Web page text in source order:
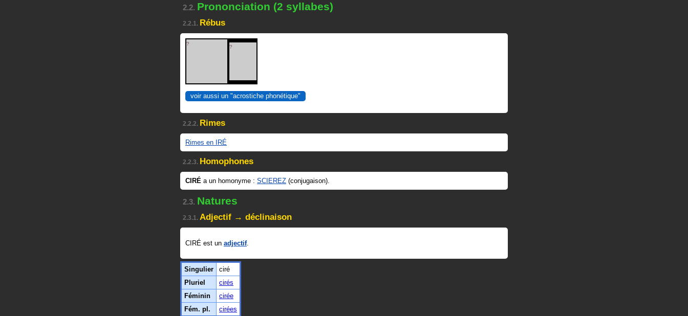
2.2. Prononciation (2 syllabes)
2.2.1. Rébus
?
?
voir aussi un "acrostiche phonétique"
2.2.2. Rimes
Rimes en IRÉ
2.2.3. Homophones
CIRÉ a un homonyme : SCIEREZ (conjugaison).
2.3. Natures
2.3.1. Adjectif → déclinaison
CIRÉ est un adjectif.
Singulier
ciré
Pluriel
cirés
Féminin
cirée
Fém. pl.
cirées